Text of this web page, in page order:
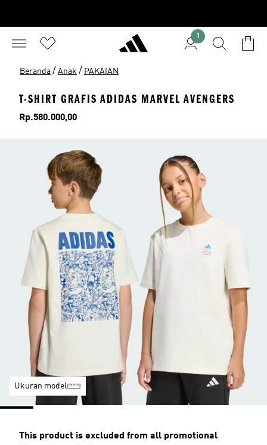
1
Beranda / Anak / PAKAIAN
T-SHIRT GRAFIS ADIDAS MARVEL AVENGERS
Harga
Rp.580.000,00
Ukuran model
This product is excluded from all promotional